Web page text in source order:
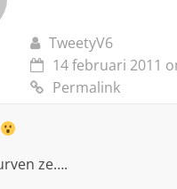
TweetyV6
14 februari 2011
Permalink
ze….